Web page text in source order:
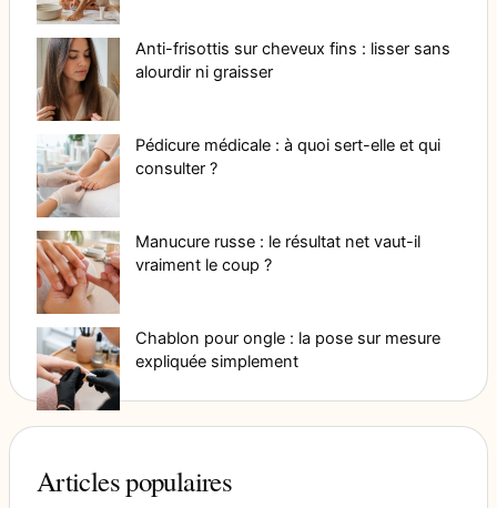
Anti-frisottis sur cheveux fins : lisser sans
alourdir ni graisser
Pédicure médicale : à quoi sert-elle et qui
consulter ?
Manucure russe : le résultat net vaut-il
vraiment le coup ?
Chablon pour ongle : la pose sur mesure
expliquée simplement
Articles populaires